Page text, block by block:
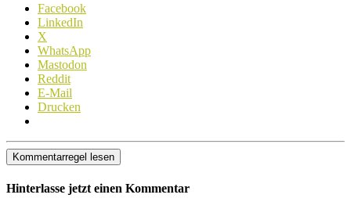
Facebook
LinkedIn
X
WhatsApp
Mastodon
Reddit
E-Mail
Drucken
Kommentarregel lesen
Hinterlasse jetzt einen Kommentar